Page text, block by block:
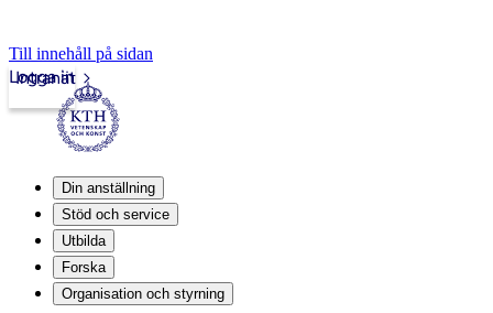
Till innehåll på sidan
Intranät
Logga in
Din anställning
Stöd och service
Utbilda
Forska
Organisation och styrning